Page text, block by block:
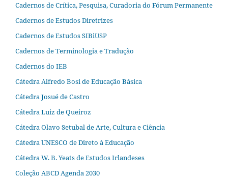
Cadernos de Crítica, Pesquisa, Curadoria do Fórum Permanente
Cadernos de Estudos Diretrizes
Cadernos de Estudos SIBiUSP
Cadernos de Terminologia e Tradução
Cadernos do IEB
Cátedra Alfredo Bosi de Educação Básica
Cátedra Josué de Castro
Cátedra Luiz de Queiroz
Cátedra Olavo Setubal de Arte, Cultura e Ciência
Cátedra UNESCO de Direto à Educação
Cátedra W. B. Yeats de Estudos Irlandeses
Coleção ABCD Agenda 2030